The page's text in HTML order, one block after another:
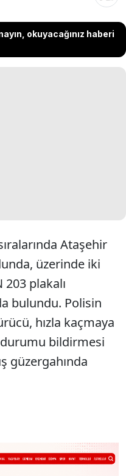
okuyacağınız haberi
Ataşehir
üzerinde iki
plakalı
bulundu. Polisin
hızla kaçmaya
durumu bildirmesi
güzergahında